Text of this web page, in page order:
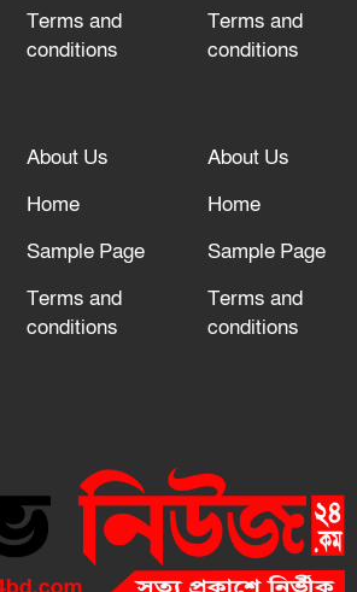
Terms and
conditions
Terms and
conditions
About Us
Home
Sample Page
Terms and
conditions
About Us
Home
Sample Page
Terms and
conditions